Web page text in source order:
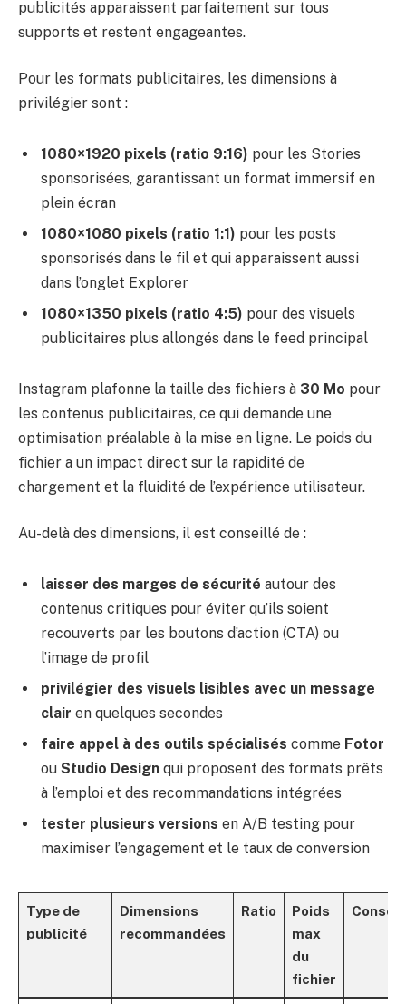
publicités apparaissent parfaitement sur tous
supports et restent engageantes.
Pour les formats publicitaires, les dimensions à
privilégier sont :
1080×1920 pixels (ratio 9:16) pour les Stories
sponsorisées, garantissant un format immersif en
plein écran
1080×1080 pixels (ratio 1:1) pour les posts
sponsorisés dans le fil et qui apparaissent aussi
dans l’onglet Explorer
1080×1350 pixels (ratio 4:5) pour des visuels
publicitaires plus allongés dans le feed principal
Instagram plafonne la taille des fichiers à 30 Mo pour
les contenus publicitaires, ce qui demande une
optimisation préalable à la mise en ligne. Le poids du
fichier a un impact direct sur la rapidité de
chargement et la fluidité de l’expérience utilisateur.
Au-delà des dimensions, il est conseillé de :
laisser des marges de sécurité autour des
contenus critiques pour éviter qu’ils soient
recouverts par les boutons d’action (CTA) ou
l’image de profil
privilégier des visuels lisibles avec un message
clair en quelques secondes
faire appel à des outils spécialisés comme Fotor
ou Studio Design qui proposent des formats prêts
à l’emploi et des recommandations intégrées
tester plusieurs versions en A/B testing pour
maximiser l’engagement et le taux de conversion
Type de
publicité
Dimensions
recommandées
Ratio
Poids
max
du
fichier